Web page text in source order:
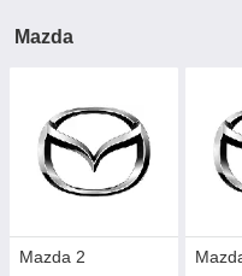
Mazda
Mazda 2